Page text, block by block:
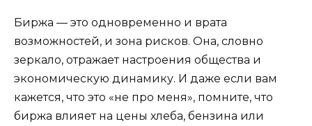
Биржа — это одновременно и врата
возможностей, и зона рисков. Она, словно
зеркало, отражает настроения общества и
экономическую динамику. И даже если вам
кажется, что это «не про меня», помните, что
биржа влияет на цены хлеба, бензина или